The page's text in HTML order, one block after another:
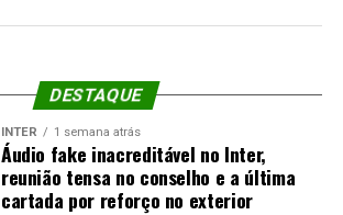
DESTAQUE
INTER 1 semana atrás
Áudio fake inacreditável no Inter,
reunião tensa no conselho e a última
cartada por reforço no exterior